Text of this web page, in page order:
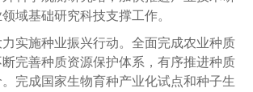
域基础研究科技支撑工作。
施种业振兴行动。全面完成农业种质
完善种质资源保护体系，有序推进种质
完成国家生物育种产业化试点和种子生